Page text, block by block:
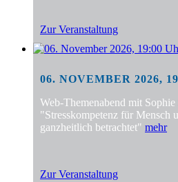
Zur Veranstaltung
06. NOVEMBER 2026,
Web-Themenabend mit Sophie
"Stresskompetenz für Mensch
ganzheitlich betrachtet" mehr
Zur Veranstaltung